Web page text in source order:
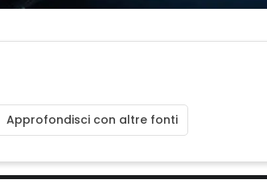
Approfondisci con altre fonti